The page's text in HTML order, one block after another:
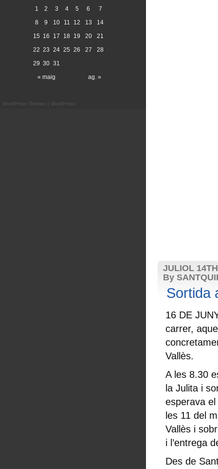
JULIOL
By
Sortida
16 DE
carrer,
Vallès.
A les 8.30
la Julita i
esperava
les 11 del
Vallès i
i l’entrega
Des de
« maig ag. »
1 2 3 4 5 6
7
8
9 10 11 12 13
14
15 16 17 18 19 20
21
22 23 24 25 26 27
28
29 30 31
WordPress Themes | WordPress